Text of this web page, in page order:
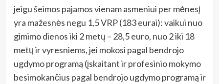
jeigu šeimos pajamos vienam asmeniui per mėnesį
yra mažesnės negu 1,5 VRP (183 eurai): vaikui nuo
gimimo dienos iki 2 metų – 28,5 euro, nuo 2 iki 18
metų ir vyresniems, jei mokosi pagal bendrojo
ugdymo programą (įskaitant ir profesinio mokymo
besimokančius pagal bendrojo ugdymo programą ir